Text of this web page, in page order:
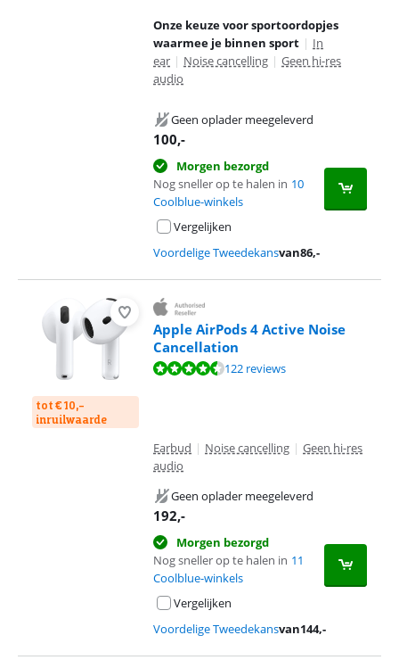
Onze keuze voor sportoordopjes
waarmee je binnen sport | In
ear | Noise cancelling | Geen hi-res
audio
Geen oplader meegeleverd
100,-
Morgen bezorgd
Nog sneller op te halen in 10
Coolblue-winkels
Vergelijken
Voordelige Tweedekansvan86,-
tot € 10,-
inruilwaarde
Apple AirPods 4 Active Noise
Cancellation
Beoordeling is 8,7 van de 10, gebaseerd op 122 reviews.
122 reviews
Earbud | Noise cancelling | Geen hi-res
audio
Geen oplader meegeleverd
192,-
Morgen bezorgd
Nog sneller op te halen in 11
Coolblue-winkels
Vergelijken
Voordelige Tweedekansvan144,-